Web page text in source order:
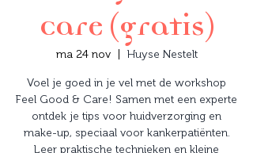
Care (gratis)
ma 24 nov
  |
Huyse Nestelt
Voel je goed in je vel met de workshop
Feel Good & Care! Samen met een experte
ontdek je tips voor huidverzorging en
make-up, speciaal voor kankerpatiënten.
Leer praktische technieken en kleine